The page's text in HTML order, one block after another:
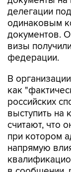
документов.
визы
федерации.
В
российских
выступить на
считают, что
при котором
напрямую
в сообщении,
равные